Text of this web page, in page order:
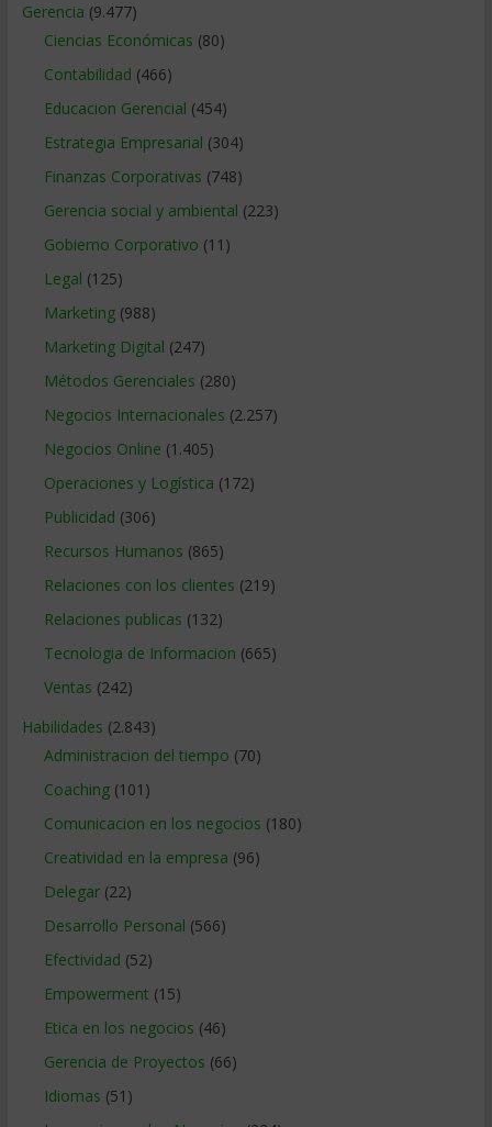
Gerencia (9.477)
Ciencias Económicas (80)
Contabilidad (466)
Educacion Gerencial (454)
Estrategia Empresarial (304)
Finanzas Corporativas (748)
Gerencia social y ambiental (223)
Gobierno Corporativo (11)
Legal (125)
Marketing(988)
Marketing Digital (247)
Métodos Gerenciales (280)
Negocios Internacionales (2.257)
Negocios Online (1.405)
Operaciones y Logística (172)
Publicidad (306)
Recursos Humanos (865)
Relaciones con los clientes (219)
Relaciones publicas (132)
Tecnologia de Informacion (665)
Ventas (242)
Habilidades (2.843)
Administracion del tiempo (70)
Coaching(101)
Comunicacion en los negocios (180)
Creatividad en la empresa (96)
Delegar(22)
Desarrollo Personal (566)
Efectividad (52)
Empowerment (15)
Etica en los negocios (46)
Gerencia de Proyectos (66)
Idiomas (51)